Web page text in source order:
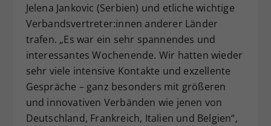
Jelena Jankovic (Serbien) und etliche wichtige
Verbandsvertreter:innen anderer Länder
trafen. „Es war ein sehr spannendes und
interessantes Wochenende. Wir hatten wieder
sehr viele intensive Kontakte und exzellente
Gespräche – ganz besonders mit größeren
und innovativen Verbänden wie jenen von
Deutschland, Frankreich, Italien und Belgien“,